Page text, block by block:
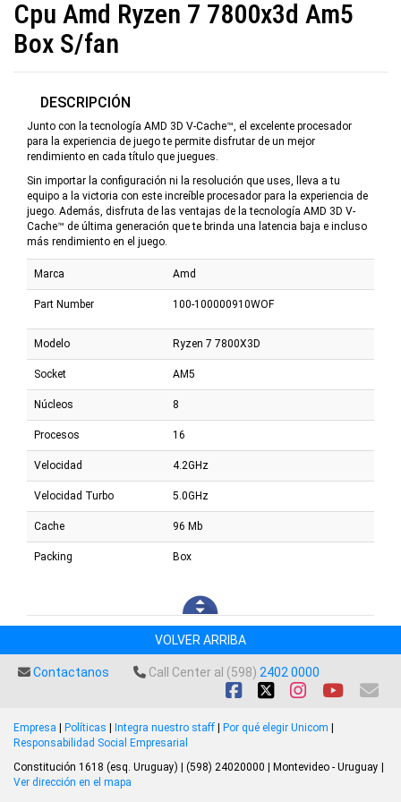
Cpu Amd Ryzen 7 7800x3d Am5
Box S/fan
DESCRIPCIÓN
Junto con la tecnología AMD 3D V-Cache™, el excelente procesador
para la experiencia de juego te permite disfrutar de un mejor
rendimiento en cada título que juegues.
Sin importar la configuración ni la resolución que uses, lleva a tu
equipo a la victoria con este increíble procesador para la experiencia de
juego. Además, disfruta de las ventajas de la tecnología AMD 3D V-
Cache™ de última generación que te brinda una latencia baja e incluso
más rendimiento en el juego.
Marca Amd
Part Number 100-100000910WOF
Modelo Ryzen 7 7800X3D
Socket AM5
Núcleos 8
Procesos 16
Velocidad 4.2GHz
Velocidad Turbo 5.0GHz
Cache 96 Mb
Packing Box
VOLVER ARRIBA
Contactanos Call Center al (598) 2402 0000
Empresa | Políticas | Integra nuestro staff | Por qué elegir Unicom |
Responsabilidad Social Empresarial
Constitución 1618 (esq. Uruguay) | (598) 24020000 | Montevideo - Uruguay |
Ver dirección en el mapa